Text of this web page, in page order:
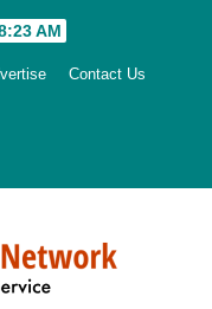
AM
Contact Us